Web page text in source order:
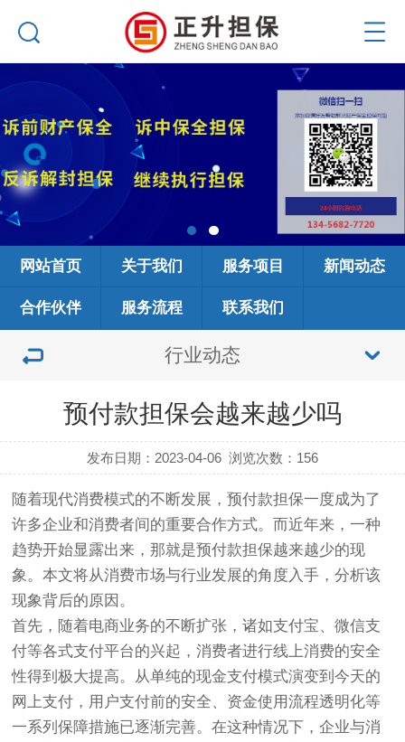
网站首页 关于我们 服务项目 新闻动态
合作伙伴 服务流程 联系我们
行业动态
预付款担保会越来越少吗
发布日期：2023-04-06 浏览次数： 156
随着现代消费模式的不断发展，预付款担保一度成为了
许多企业和消费者间的重要合作方式。而近年来，一种
趋势开始显露出来，那就是预付款担保越来越少的现
象。本文将从消费市场与行业发展的角度入手，分析该
现象背后的原因。
首先，随着电商业务的不断扩张，诸如支付宝、微信支
付等各式支付平台的兴起，消费者进行线上消费的安全
性得到极大提高。从单纯的现金支付模式演变到今天的
网上支付，用户支付前的安全、资金使用流程透明化等
一系列保障措施已逐渐完善。在这种情况下，企业与消